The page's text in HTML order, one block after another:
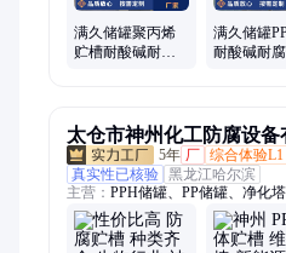
满久储罐聚丙烯
贮槽耐酸碱耐腐
满久储罐
耐酸碱耐
太仓市神州化工防腐设备
5年 厂 综合体验L1
真实性已核验 黑龙江哈尔滨
主营： PPH储罐、PP储罐、净化
器、真空机组、pp风机、pp搅拌
PP抽滤桶、离子交换柱